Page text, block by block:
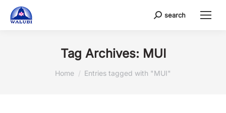
Search:
search
Tag Archives: MUI
You are here:
Home Entries tagged with "MUI"